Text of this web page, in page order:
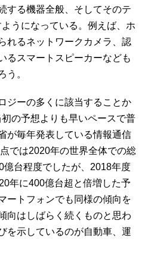
する機器全般、そしてそのテ
うになっている。例えば、ホ
れるネットワークカメラ、認
るスマートスピーカーなども
う。
ジーの多くに該当することか
の予想よりも早いペースで普
が毎年発表している情報通信
では2020年の世界全体での総
億台程度でしたが、2018年度
年に400億台超と倍増した予
ートフォンでも同様の傾向を
向はしばらく続くものと思わ
を示しているのが自動車、運